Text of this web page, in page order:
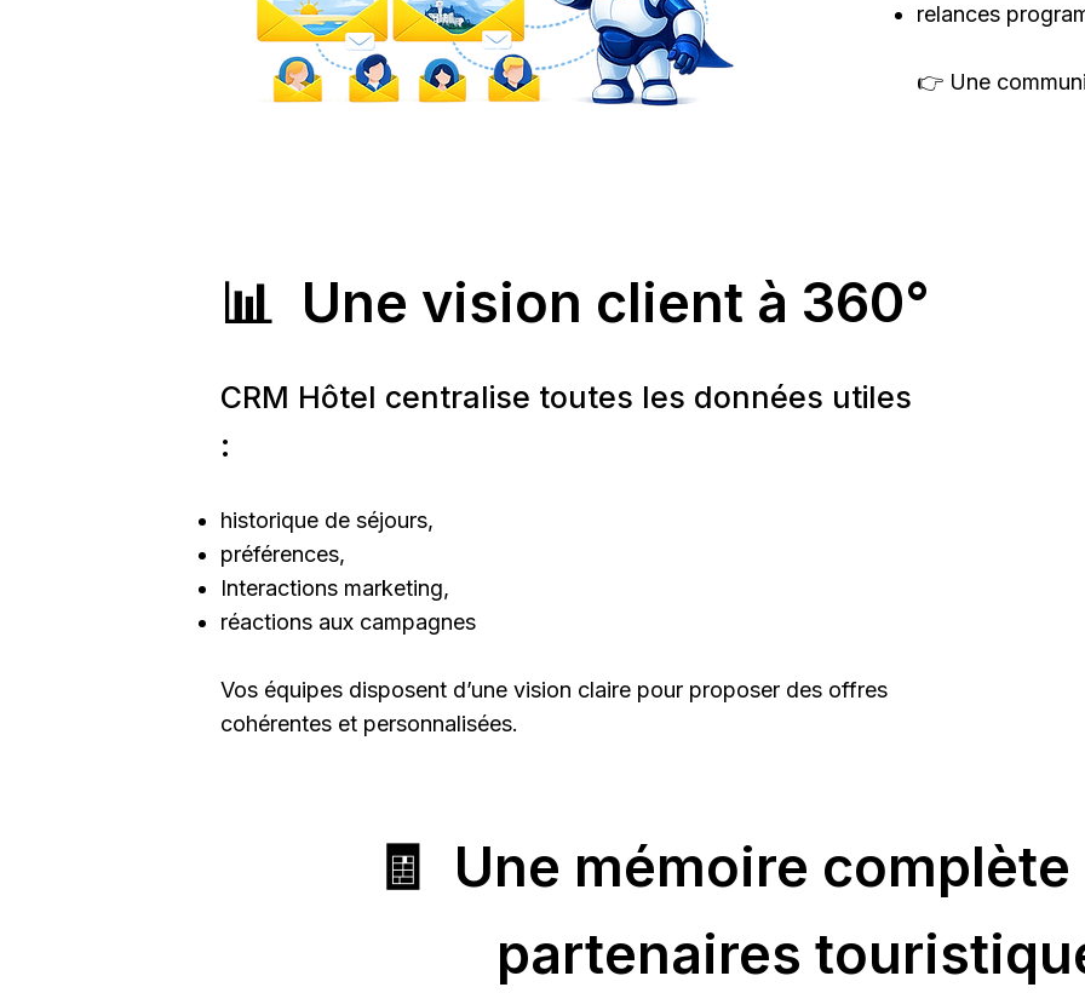
relances
👉 Une
📊 Une vision client à 360°
CRM Hôtel centralise toutes les données utiles
:
historique de séjours,
préférences,
Interactions marketing,
réactions aux campagnes
Vos équipes disposent d’une vision claire pour proposer des offres
cohérentes et personnalisées.
🧾 Une mémoire
partenaires